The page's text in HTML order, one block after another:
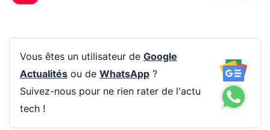
Vous êtes un utilisateur de Google
Actualitésou de WhatsApp?
Suivez-nous pour ne rien rater de l'actu
tech !